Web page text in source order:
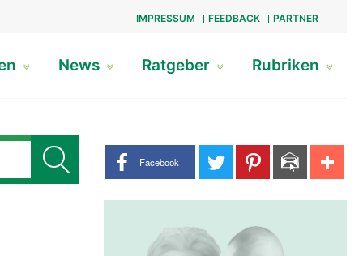
IMPRESSUM FEEDBACK PARTNER
News Ratgeber Rubriken
Share buttons
Facebook